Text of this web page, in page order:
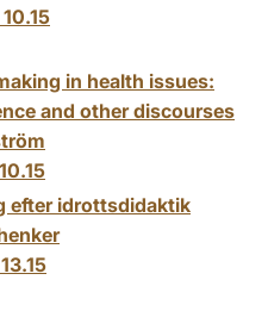
in health issues:
and other discourses
efter idrottsdidaktik